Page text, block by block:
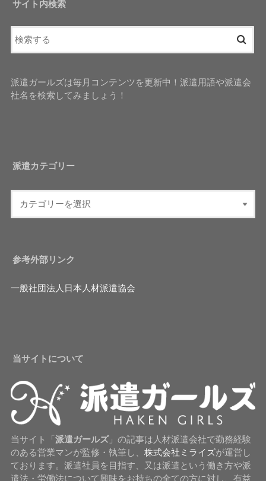
サイト内検索
派遣ガールズは毎月コンテンツを更新中！派遣用語や派遣会
社名を検索してみましょう！
派遣カテゴリー
参考外部リンク
一般社団法人日本人材派遣協会
当サイトについて
当サイト「 派遣ガールズ」の記事は人材派遣会社で勤務経験
のある営業マンが監修・執筆し、 株式会社ミライズが運営し
ております。派遣社員を目指す、又は派遣という働き方や派
遣法・労働法について興味をお持ちの全ての方に対し、有益